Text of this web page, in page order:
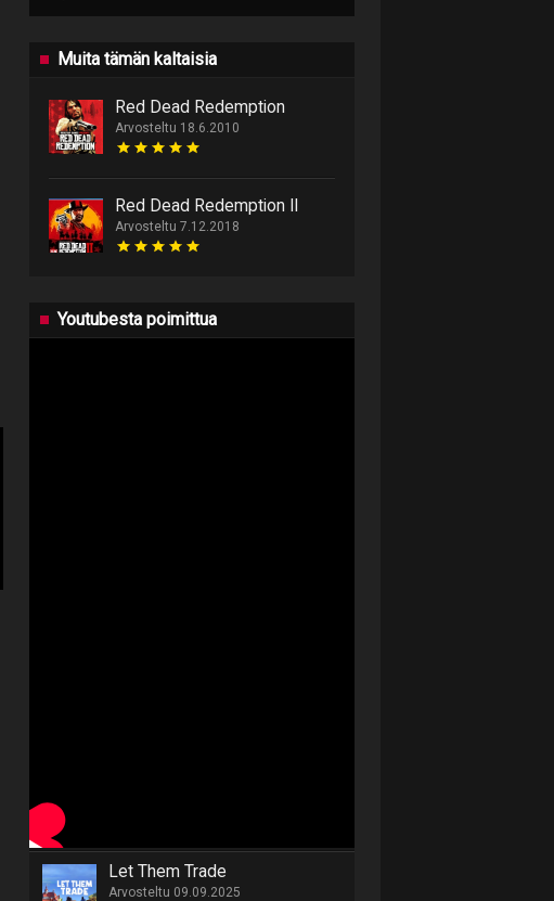
Muita tämän kaltaisia
Red Dead Redemption
Arvosteltu 18.6.2010
Red Dead Redemption II
Arvosteltu 7.12.2018
Youtubesta poimittua
Let Them Trade
Arvosteltu 09.09.2025